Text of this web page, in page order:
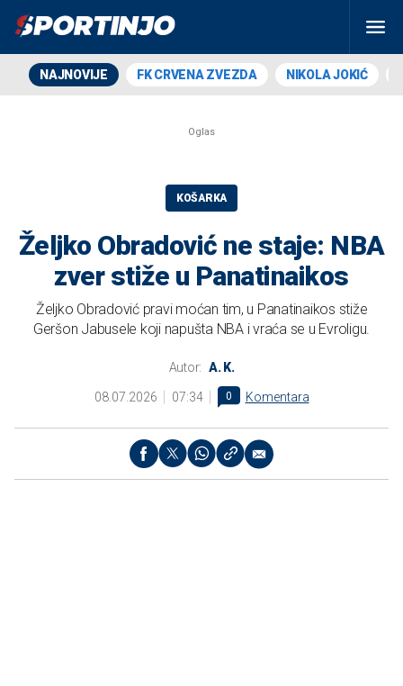
NAJNOVIJE FK CRVENA ZVEZDA NIKOLA JOKIĆ
KOŠARKA
Željko Obradović ne staje: NBA
zver stiže u Panatinaikos
Željko Obradović pravi moćan tim, u Panatinaikos stiže
Geršon Jabusele koji napušta NBA i vraća se u Evroligu.
Autor: A. K.
08.07.2026 07:34 0 Komentara